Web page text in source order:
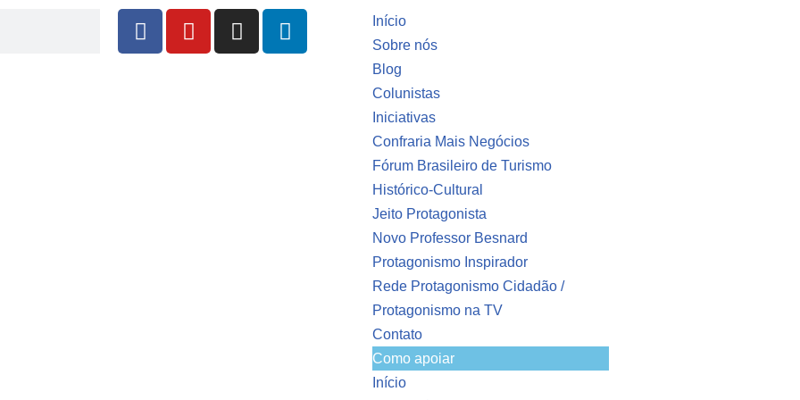
Início
Sobre nós
Blog
Colunistas
Iniciativas
Confraria Mais Negócios
Fórum Brasileiro de Turismo
Histórico-Cultural
Jeito Protagonista
Novo Professor Besnard
Protagonismo Inspirador
Rede Protagonismo Cidadão /
Protagonismo na TV
Contato
Como apoiar
Início